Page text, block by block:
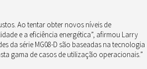
Ao tentar obter novos níveis de
e a eficiência energética”, afirmou Larry
da série MG08-D são baseadas na tecnologia
gama de casos de utilização operacionais.”